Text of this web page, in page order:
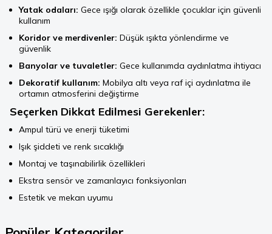
Yatak odaları: Gece ışığı olarak özellikle çocuklar için güvenli
kullanım
Koridor ve merdivenler: Düşük ışıkta yönlendirme ve
güvenlik
Banyolar ve tuvaletler: Gece kullanımda aydınlatma ihtiyacı
Dekoratif kullanım: Mobilya altı veya raf içi aydınlatma ile
ortamın atmosferini değiştirme
Seçerken Dikkat Edilmesi Gerekenler:
Ampul türü ve enerji tüketimi
Işık şiddeti ve renk sıcaklığı
Montaj ve taşınabilirlik özellikleri
Ekstra sensör ve zamanlayıcı fonksiyonları
Estetik ve mekan uyumu